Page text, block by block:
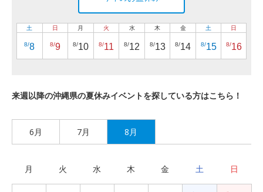
土
8/8
日
8/9
月
8/10
火
8/11
水
8/12
木
8/13
金
8/14
土
8/15
日
8/16
来週以降の沖縄県の夏休みイベントを探している方はこちら！
6月 7月 8月
月 火 水 木 金 土 日